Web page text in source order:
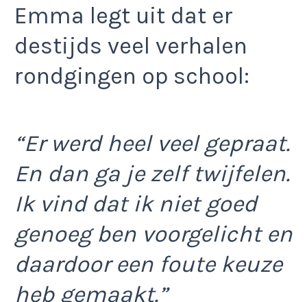
Emma legt uit dat er
destijds veel verhalen
rondgingen op school:
“Er werd heel veel gepraat.
En dan ga je zelf twijfelen.
Ik vind dat ik niet goed
genoeg ben voorgelicht en
daardoor een foute keuze
heb gemaakt.”